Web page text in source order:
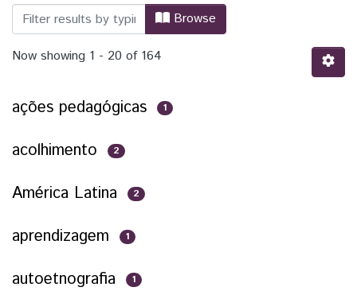
Browsing Relações Internacionais para
Browse
Now showing 1 - 20 of 164
ações pedagógicas 1
acolhimento 2
América Latina 2
aprendizagem 1
autoetnografia 1